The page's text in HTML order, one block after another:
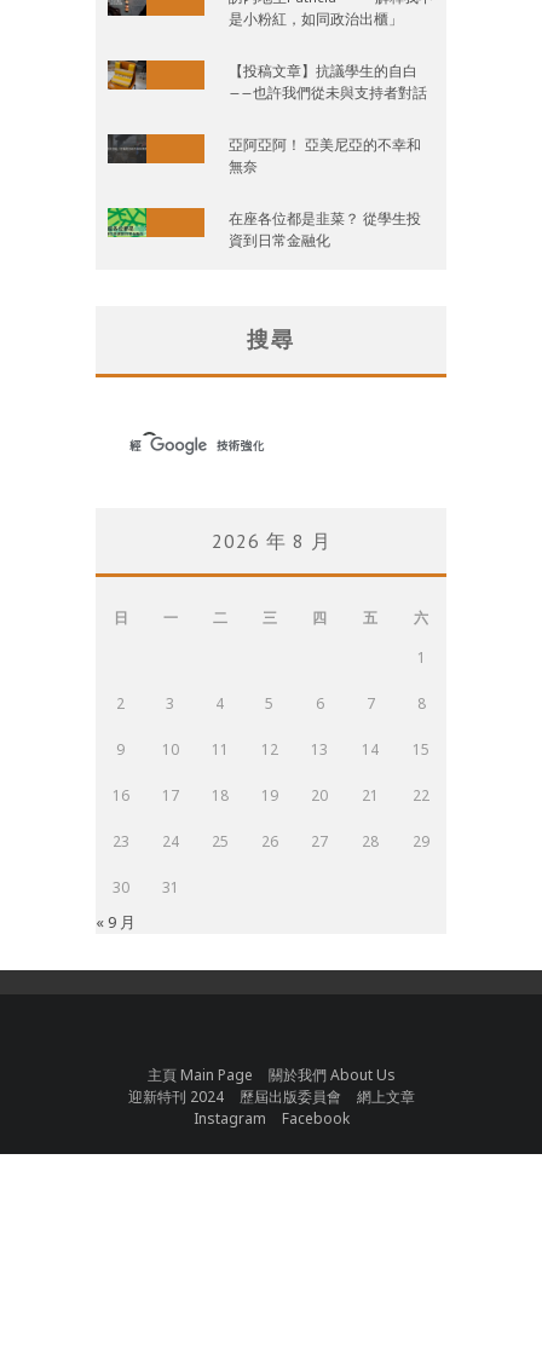
是小粉紅，如同政治出櫃」
【投稿文章】抗議學生的自白
——也許我們從未與支持者對話
亞阿亞阿！ 亞美尼亞的不幸和
無奈
在座各位都是韭菜？ 從學生投
資到日常金融化
搜尋
2026 年 8 月
日 一 二 三 四 五
六
1
2 3 4 5 6 7 8
9 10 11 12 13 14 15
16 17 18 19 20 21 22
23 24 25 26 27 28 29
30 31
« 9 月
主頁 Main Page
關於我們 About Us
迎新特刊 2024
歷屆出版委員會
網上文章
Instagram
Facebook